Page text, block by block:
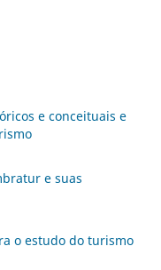
e conceituais e
e suas
o estudo do turismo